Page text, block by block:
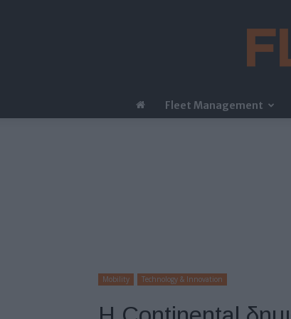
Fleet Management
Mobility Technology & Innovation